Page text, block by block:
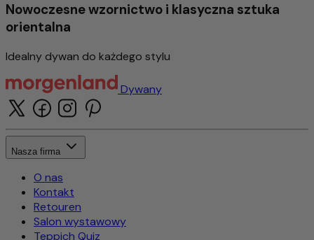
Nowoczesne wzornictwo i klasyczna sztuka
orientalna
Idealny dywan do każdego stylu
Dywany
Nasza firma
O nas
Kontakt
Retouren
Salon wystawowy
Teppich Quiz